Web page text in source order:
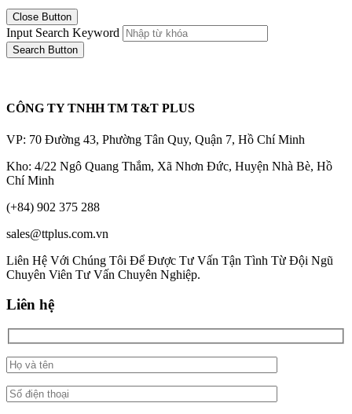
Close Button
Input Search Keyword
Search Button
CÔNG TY TNHH TM T&T PLUS
VP: 70 Đường 43, Phường Tân Quy, Quận 7, Hồ Chí Minh
Kho: 4/22 Ngô Quang Thắm, Xã Nhơn Đức, Huyện Nhà Bè, Hồ
Chí Minh
(+84) 902 375 288
sales@ttplus.com.vn
Liên Hệ Với Chúng Tôi Để Được Tư Vấn Tận Tình Từ Đội Ngũ
Chuyên Viên Tư Vấn Chuyên Nghiệp.
Liên hệ